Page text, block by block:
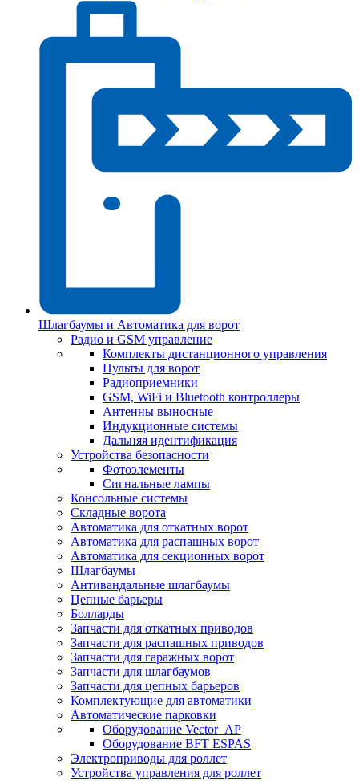
Шлагбаумы и Автоматика для ворот
Радио и GSM управление
Комплекты дистанционного управления
Пульты для ворот
Радиоприемники
GSM, WiFi и Bluetooth контроллеры
Антенны выносные
Индукционные системы
Дальняя идентификация
Устройства безопасности
Фотоэлементы
Сигнальные лампы
Консольные системы
Складные ворота
Автоматика для откатных ворот
Автоматика для распашных ворот
Автоматика для секционных ворот
Шлагбаумы
Антивандальные шлагбаумы
Цепные барьеры
Болларды
Запчасти для откатных приводов
Запчасти для распашных приводов
Запчасти для гаражных ворот
Запчасти для шлагбаумов
Запчасти для цепных барьеров
Комплектующие для автоматики
Автоматические парковки
Оборудование Vector_AP
Оборудование BFT ESPAS
Электроприводы для роллет
Устройства управления для роллет